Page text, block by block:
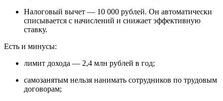
Налоговый вычет — 10 000 рублей. Он автоматически
списывается с начислений и снижает эффективную
ставку.
Есть и минусы:
лимит дохода — 2,4 млн рублей в год;
самозанятым нельзя нанимать сотрудников по трудовым
договорам;